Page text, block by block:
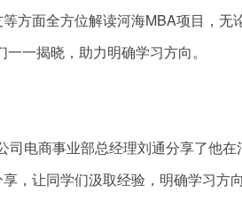
方面全方位解读河海MBA项目，无
一揭晓，助力明确学习方向。
电商事业部总经理刘通分享了他
，让同学们汲取经验，明确学习方